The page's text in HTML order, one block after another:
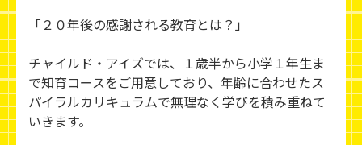
「２０年後の感謝される教育とは？」
チャイルド・アイズでは、１歳半から小学１年生ま
で知育コースをご用意しており、年齢に合わせたス
パイラルカリキュラムで無理なく学びを積み重ねて
いきます。